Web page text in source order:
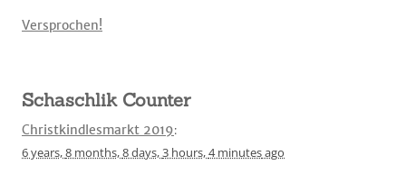
Versprochen!
Schaschlik Counter
Christkindlesmarkt 2019:
6 years,8 months,8 days,3 hours,4 minutesago